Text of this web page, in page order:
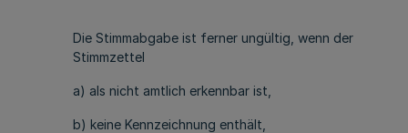
Die Stimmabgabe ist ferner ungültig, wenn der
Stimmzettel
a) als nicht amtlich erkennbar ist,
b) keine Kennzeichnung enthält,